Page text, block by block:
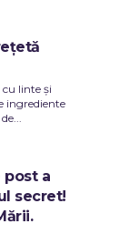
linte și
ingrediente
post a
secret!